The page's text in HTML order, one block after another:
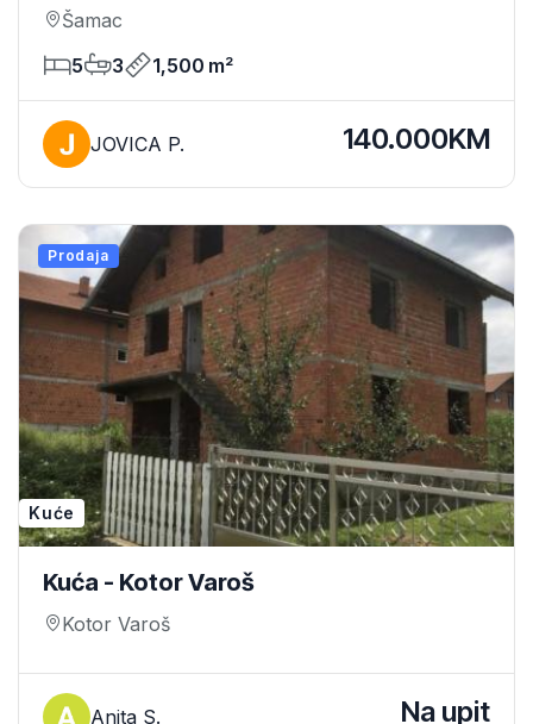
Šamac
5
3 1,500 m²
JOVICA P. 140.000KM
Prodaja
Kuće
Kuća - Kotor Varoš
Kotor Varoš
Anita S. Na upit